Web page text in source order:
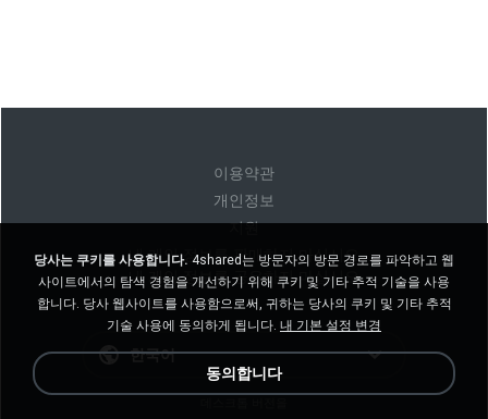
이용약관
개인정보
지원
내 개인 정보를 판매하지 마십시오
내 개인 정보를 공유하지 마십시오
한국어
당사는 쿠키를 사용합니다. 4shared는 방문자의 방문 경로를 파악하고 웹
사이트에서의 탐색 경험을 개선하기 위해 쿠키 및 기타 추적 기술을 사용
합니다. 당사 웹사이트를 사용함으로써, 귀하는 당사의 쿠키 및 기타 추적
기술 사용에 동의하게 됩니다. 내 기본 설정 변경
동의합니다